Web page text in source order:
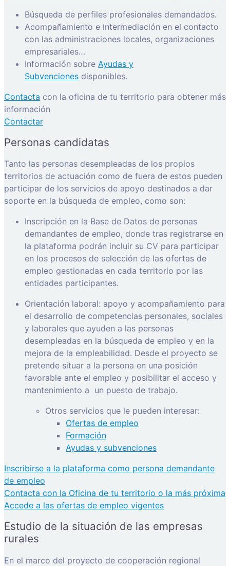
Búsqueda de perfiles profesionales demandados.
Acompañamiento e intermediación en el contacto
con las administraciones locales, organizaciones
empresariales…
Información sobre Ayudas y
Subvenciones disponibles.
Contacta con la oficina de tu territorio para obtener más
información
Contactar
Personas candidatas
Tanto las personas desempleadas de los propios
territorios de actuación como de fuera de estos pueden
participar de los servicios de apoyo destinados a dar
soporte en la búsqueda de empleo, como son:
Inscripción en la Base de Datos de personas
demandantes de empleo, donde tras registrarse en
la plataforma podrán incluir su CV para participar
en los procesos de selección de las ofertas de
empleo gestionadas en cada territorio por las
entidades participantes.
Orientación laboral: apoyo y acompañamiento para
el desarrollo de competencias personales, sociales
y laborales que ayuden a las personas
desempleadas en la búsqueda de empleo y en la
mejora de la empleabilidad. Desde el proyecto se
pretende situar a la persona en una posición
favorable ante el empleo y posibilitar el acceso y
mantenimiento a un puesto de trabajo.
Otros servicios que le pueden interesar:
Ofertas de empleo
Formación
Ayudas y subvenciones
Inscribirse a la plataforma como persona demandante
de empleo
Contacta con la Oficina de tu territorio o la más próxima
Accede a las ofertas de empleo vigentes
Estudio de la situación de las empresas
rurales
En el marco del proyecto de cooperación regional